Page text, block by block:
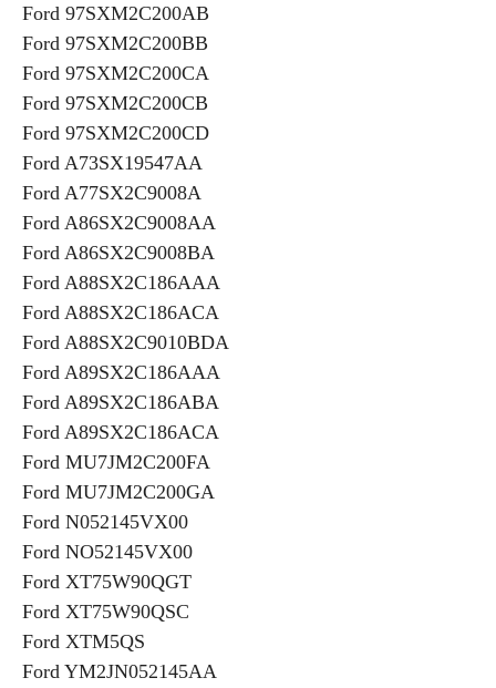
Ford 97SXM2C200AB
Ford 97SXM2C200BB
Ford 97SXM2C200CA
Ford 97SXM2C200CB
Ford 97SXM2C200CD
Ford A73SX19547AA
Ford A77SX2C9008A
Ford A86SX2C9008AA
Ford A86SX2C9008BA
Ford A88SX2C186AAA
Ford A88SX2C186ACA
Ford A88SX2C9010BDA
Ford A89SX2C186AAA
Ford A89SX2C186ABA
Ford A89SX2C186ACA
Ford MU7JM2C200FA
Ford MU7JM2C200GA
Ford N052145VX00
Ford NO52145VX00
Ford XT75W90QGT
Ford XT75W90QSC
Ford XTM5QS
Ford YM2JN052145AA